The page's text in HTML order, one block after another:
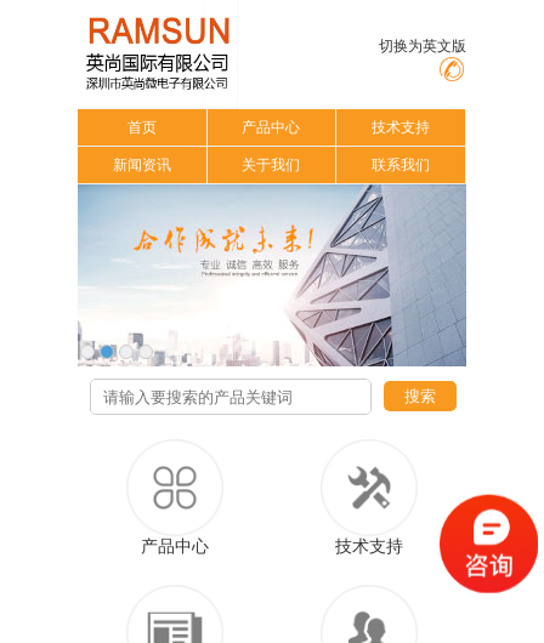
切换为英文版
首页 产品中心 技术支持
新闻资讯 关于我们 联系我们
搜索
产品中心 技术支持